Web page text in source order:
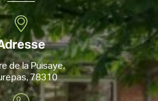
de la Puisaye,
78310